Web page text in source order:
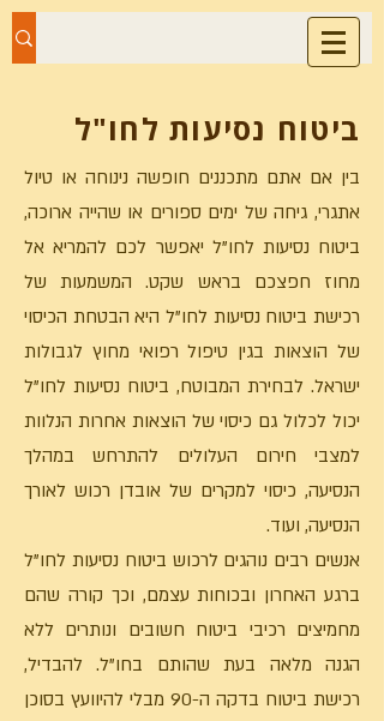
סוכנות ביטוח
ביטוח נסיעות לחו"ל
בין אם אתם מתכננים חופשה נינוחה או טיול
אתגרי, גיחה של ימים ספורים או שהייה ארוכה,
ביטוח נסיעות לחו"ל יאפשר לכם להמריא אל
מחוז חפצכם בראש שקט. המשמעות של
רכישת ביטוח נסיעות לחו"ל היא הבטחת הכיסוי
של הוצאות בגין טיפול רפואי מחוץ לגבולות
ישראל. לבחירת המבוטח, ביטוח נסיעות לחו"ל
יכול לכלול גם כיסוי של הוצאות אחרות הנלוות
למצבי חירום העלולים להתרחש במהלך
הנסיעה, כיסוי למקרים של אובדן רכוש לאורך
הנסיעה, ועוד.
אנשים רבים נוהגים לרכוש ביטוח נסיעות לחו"ל
ברגע האחרון ובכוחות עצמם, וכך קורה שהם
מחמיצים רכיבי ביטוח חשובים ונותרים ללא
הגנה מלאה בעת שהותם בחו"ל. להבדיל,
רכישת ביטוח בדקה ה-90 מבלי להיוועץ בסוכן